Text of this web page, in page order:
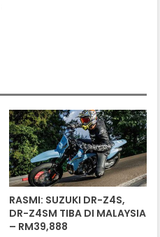
RASMI: SUZUKI DR-Z4S,
DR-Z4SM TIBA DI MALAYSIA
– RM39,888